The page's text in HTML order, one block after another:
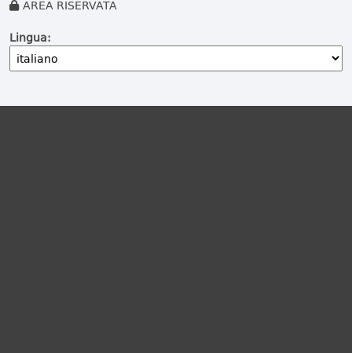
AREA RISERVATA
Lingua